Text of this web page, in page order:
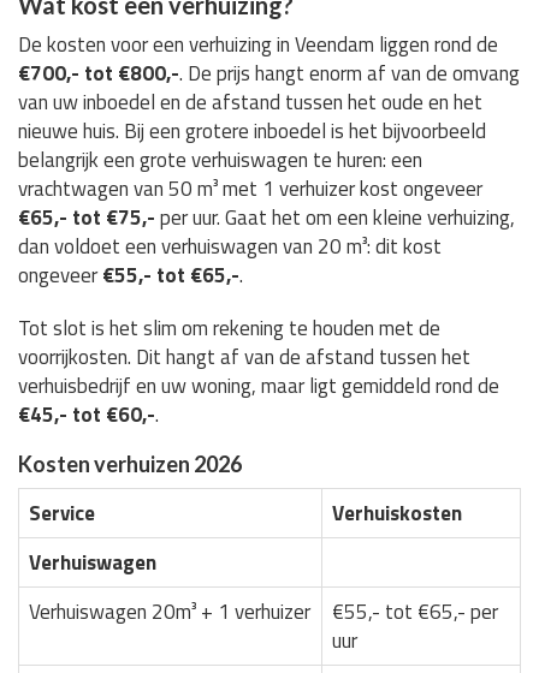
De kosten voor een verhuizing in Veendam liggen rond de
€700,- tot €800,-. De prijs hangt enorm af van de omvang
van uw inboedel en de afstand tussen het oude en het
nieuwe huis. Bij een grotere inboedel is het bijvoorbeeld
belangrijk een grote verhuiswagen te huren: een
vrachtwagen van 50 m³ met 1 verhuizer kost ongeveer
€65,- tot €75,-per uur. Gaat het om een kleine verhuizing,
dan voldoet een verhuiswagen van 20 m³: dit kost
ongeveer€55,- tot €65,-.
Tot slot is het slim om rekening te houden met de
voorrijkosten. Dit hangt af van de afstand tussen het
verhuisbedrijf en uw woning, maar ligt gemiddeld rond de
€45,- tot €60,-.
Kosten verhuizen 2026
Service
Verhuiskosten
Verhuiswagen
Verhuiswagen 20m³ + 1 verhuizer
€55,- tot €65,- per
uur